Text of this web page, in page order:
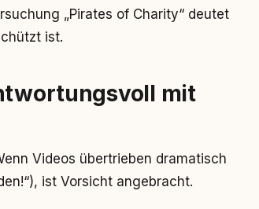
„Pirates of Charity“ deutet
ist.
mit
Videos übertrieben dramatisch
ist Vorsicht angebracht.